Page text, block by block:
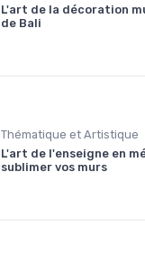
L'art de la décoration
de Bali
Thématique et Artistique
L'art de l'enseigne en
sublimer vos murs